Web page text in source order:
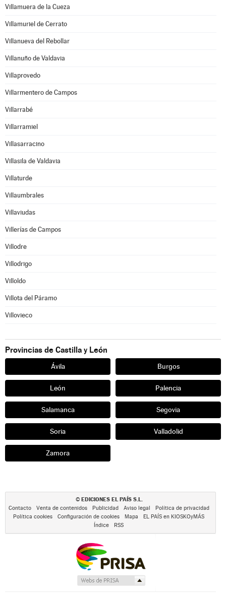
Villamuera de la Cueza
Villamuriel de Cerrato
Villanueva del Rebollar
Villanuño de Valdavia
Villaprovedo
Villarmentero de Campos
Villarrabé
Villarramiel
Villasarracino
Villasila de Valdavia
Villaturde
Villaumbrales
Villaviudas
Villerías de Campos
Villodre
Villodrigo
Villoldo
Villota del Páramo
Villovieco
Provincias de Castilla y León
Ávila Burgos
León Palencia
Salamanca Segovia
Soria Valladolid
Zamora
© EDICIONES EL PAÍS S.L.
Contacto Venta de contenidos Publicidad Aviso legal
Política de privacidad
Política cookies
Configuración de cookies Mapa
EL PAÍS en KIOSKOyMÁS
Índice
RSS